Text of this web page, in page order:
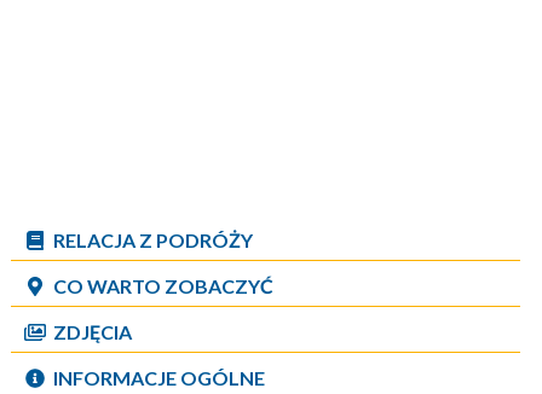
RELACJA Z PODRÓŻY
CO WARTO ZOBACZYĆ
ZDJĘCIA
INFORMACJE OGÓLNE